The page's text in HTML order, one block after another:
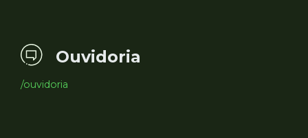
Ouvidoria
/ouvidoria